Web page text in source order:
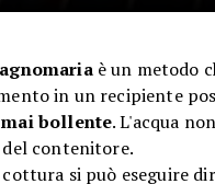
è un metodo
in un recipiente
bollente. L'acqua
contenitore.
si può eseguire